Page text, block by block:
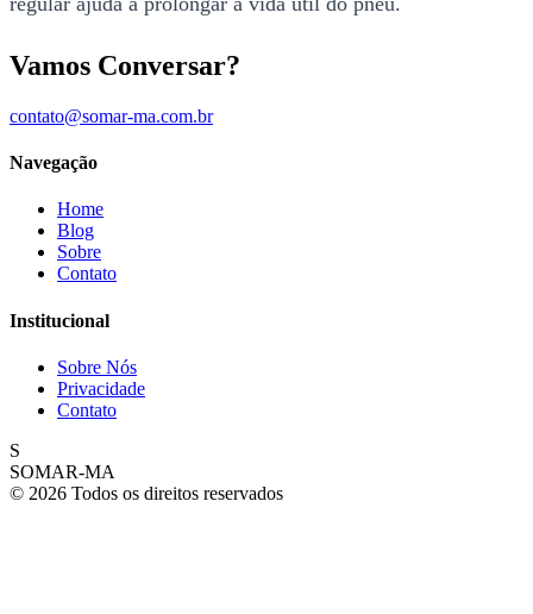
Vamos Conversar?
contato@somar-ma.com.br
Navegação
Home
Blog
Sobre
Contato
Institucional
Sobre Nós
Privacidade
Contato
S
SOMAR-MA
© 2026 Todos os direitos reservados